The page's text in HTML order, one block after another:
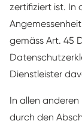
zertifiziert ist. In
gemäss Art. 45
Dienstleister
In allen anderen
durch den